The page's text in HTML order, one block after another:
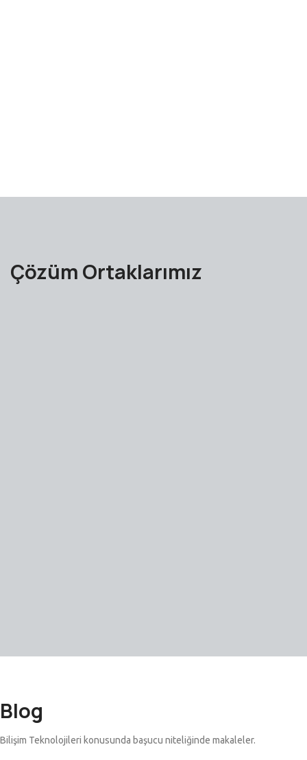
Çözüm Ortaklarımız
Blog
Bilişim Teknolojileri konusunda başucu niteliğinde makaleler.